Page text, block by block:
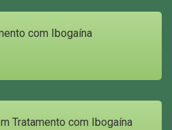
com Ibogaína
Tratamento com Ibogaína